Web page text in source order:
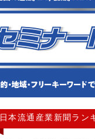
日本流通産業新聞ラン